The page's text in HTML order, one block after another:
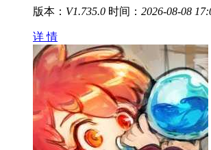
版本： V1.735.0 时间： 2026-08-08
详 情